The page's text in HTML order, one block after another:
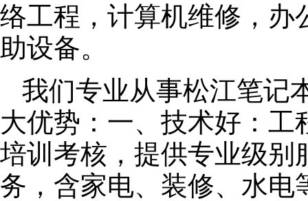
络工程，计算机维修，办
助设备。
我们专业从事松江笔记
大优势：一、技术好：
培训考核，提供专业级别
务，含家电、装修、水电